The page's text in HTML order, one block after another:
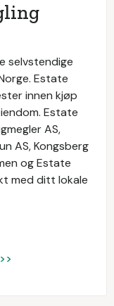
selvstendige
Estate
innen kjøp
Estate
AS,
AS, Kongsberg
og Estate
med ditt lokale